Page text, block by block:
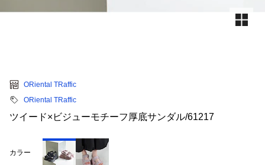
ORiental TRaffic
ORiental TRaffic
ツイード×ビジューモチーフ厚底サンダル/61217
カラー